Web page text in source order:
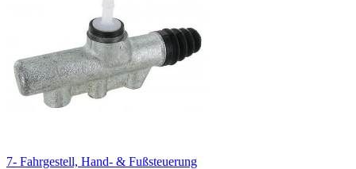
7- Fahrgestell, Hand- & Fußsteuerung